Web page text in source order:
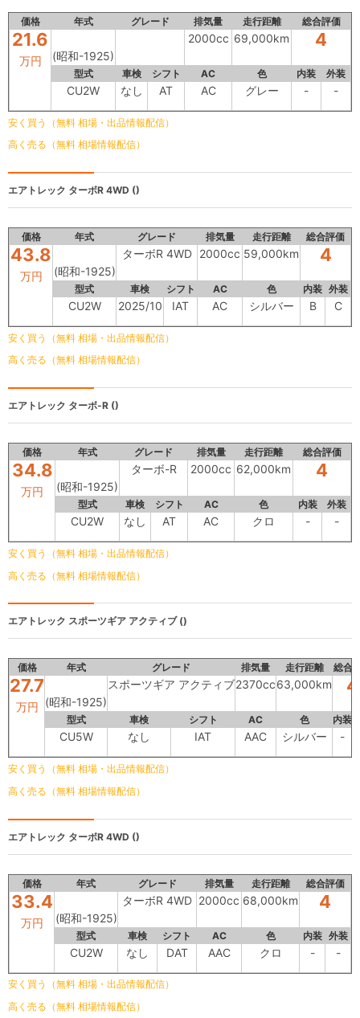
価格 年式 グレード 排気量 走行距離 総合評価
21.6
万円 (昭和-1925)
2000cc 69,000km 4
型式 車検 シフト AC 色 内装 外装
CU2W なし AT AC グレー - -
安く買う（無料 相場・出品情報配信）
高く売る（無料 相場情報配信）
エアトレック ターボR 4WD ()
価格 年式 グレード 排気量 走行距離 総合評価
43.8
万円 (昭和-1925)
ターボR 4WD 2000cc 59,000km 4
型式 車検 シフト AC 色 内装 外装
CU2W 2025/10 IAT AC シルバー B C
安く買う（無料 相場・出品情報配信）
高く売る（無料 相場情報配信）
エアトレック ターボ-R ()
価格 年式 グレード 排気量 走行距離 総合評価
34.8
万円 (昭和-1925)
ターボ-R 2000cc 62,000km 4
型式 車検 シフト AC 色 内装 外装
CU2W なし AT AC クロ - -
安く買う（無料 相場・出品情報配信）
高く売る（無料 相場情報配信）
エアトレック スポーツギア アクティブ ()
価格 年式 グレード 排気量 走行距離 総合
27.7
万円 (昭和-1925)
スポーツギア アクティブ2370cc63,000km 4
型式 車検 シフト AC 色 内装
CU5W なし IAT AAC シルバー -
安く買う（無料 相場・出品情報配信）
高く売る（無料 相場情報配信）
エアトレック ターボR 4WD ()
価格 年式 グレード 排気量 走行距離 総合評価
33.4
万円 (昭和-1925)
ターボR 4WD 2000cc 68,000km 4
型式 車検 シフト AC 色 内装 外装
CU2W なし DAT AAC クロ - -
安く買う（無料 相場・出品情報配信）
高く売る（無料 相場情報配信）